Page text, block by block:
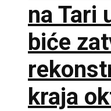
na Tari
biće
kraja